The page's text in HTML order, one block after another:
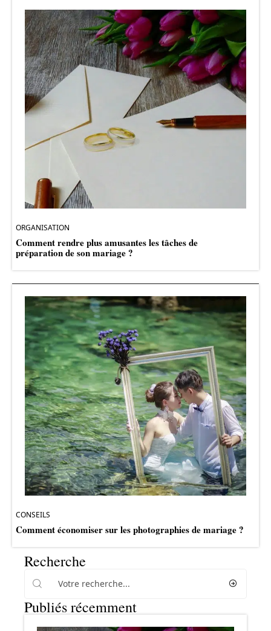
ORGANISATION
Comment rendre plus amusantes les tâches de
préparation de son mariage ?
CONSEILS
Comment économiser sur les photographies de mariage ?
Recherche
Publiés récemment